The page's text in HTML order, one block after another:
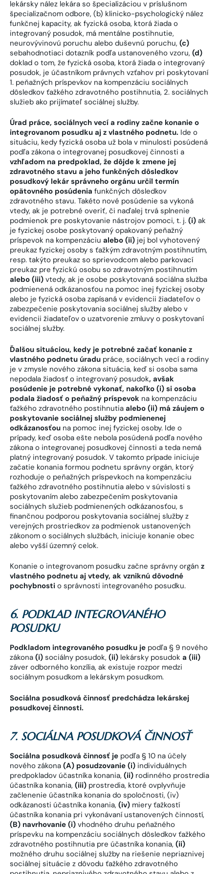
lekársky nález lekára so špecializáciou v príslušnom
špecializačnom odbore, (b) klinicko-psychologický nález
funkčnej kapacity, ak fyzická osoba, ktorá žiada o
integrovaný posudok, má mentálne postihnutie,
neurovývinovú poruchu alebo duševnú poruchu, (c)
sebahodnotiaci dotazník podľa ustanoveného vzoru, (d)
doklad o tom, že fyzická osoba, ktorá žiada o integrovaný
posudok, je účastníkom právnych vzťahov pri poskytovaní
1. peňažných príspevkov na kompenzáciu sociálnych
dôsledkov ťažkého zdravotného postihnutia, 2. sociálnych
služieb ako prijímateľ sociálnej služby.
Úrad práce, sociálnych vecí a rodiny začne konanie o
integrovanom posudku aj z vlastného podnetu. Ide o
situáciu, kedy fyzická osoba už bola v minulosti posúdená
podľa zákona o integrovanej posudkovej činnosti a
vzhľadom na predpoklad, že dôjde k zmene jej
zdravotného stavu a jeho funkčných dôsledkov
posudkový lekár správneho orgánu určil termín
opätovného posúdenia funkčných dôsledkov
zdravotného stavu. Takéto nové posúdenie sa vykoná
vtedy, ak je potrebné overiť, či naďalej trvá splnenie
podmienok pre poskytovanie nástrojov pomoci, t. j. (i) ak
je fyzickej osobe poskytovaný opakovaný peňažný
príspevok na kompenzáciu alebo (ii) jej bol vyhotovený
preukaz fyzickej osoby s ťažkým zdravotným postihnutím,
resp. takýto preukaz so sprievodcom alebo parkovací
preukaz pre fyzickú osobu so zdravotným postihnutím
alebo (iii) vtedy, ak je osobe poskytovaná sociálna služba
podmienená odkázanosťou na pomoc inej fyzickej osoby
alebo je fyzická osoba zapísaná v evidencii žiadateľov o
zabezpečenie poskytovania sociálnej služby alebo v
evidencii žiadateľov o uzatvorenie zmluvy o poskytovaní
sociálnej služby.
Ďalšou situáciou, kedy je potrebné začať konanie z
vlastného podnetu úradu práce, sociálnych vecí a rodiny
je v zmysle nového zákona situácia, keď si osoba sama
nepodala žiadosť o integrovaný posudok, avšak
posúdenie je potrebné vykonať, nakoľko (i) si osoba
podala žiadosť o peňažný príspevok na kompenzáciu
ťažkého zdravotného postihnutia alebo (ii) má záujem o
poskytovanie sociálnej služby podmienenej
odkázanosťou na pomoc inej fyzickej osoby. Ide o
prípady, keď osoba ešte nebola posúdená podľa nového
zákona o integrovanej posudkovej činnosti a teda nemá
platný integrovaný posudok. V takomto prípade iniciuje
začatie konania formou podnetu správny orgán, ktorý
rozhoduje o peňažných príspevkoch na kompenzáciu
ťažkého zdravotného postihnutia alebo v súvislosti s
poskytovaním alebo zabezpečením poskytovania
sociálnych služieb podmienených odkázanosťou, s
finančnou podporou poskytovania sociálnej služby z
verejných prostriedkov za podmienok ustanovených
zákonom o sociálnych službách, iniciuje konanie obec
alebo vyšší územný celok.
Konanie o integrovanom posudku začne správny orgán z
vlastného podnetu aj vtedy, ak vzniknú dôvodné
pochybnosti o správnosti integrovaného posudku.
6. PODKLAD INTEGROVANÉHO
POSUDKU
Podkladom integrovaného posudku je podľa § 9 nového
zákona (i) sociálny posudok, (ii) lekársky posudok a (iii)
záver odborného konzília, ak existuje rozpor medzi
sociálnym posudkom a lekárskym posudkom.
Sociálna posudková činnosť predchádza lekárskej
posudkovej činnosti.
7. SOCIÁLNA POSUDKOVÁ ČINNOSŤ
Sociálna posudková činnosť je podľa § 10 na účely
nového zákona (A) posudzovanie (i) individuálnych
predpokladov účastníka konania, (ii) rodinného prostredia
účastníka konania, (iii) prostredia, ktoré ovplyvňuje
začlenenie účastníka konania do spoločnosti, (iv)
odkázanosti účastníka konania, (iv) miery ťažkostí
účastníka konania pri vykonávaní ustanovených činností,
(B) navrhovanie (i) vhodného druhu peňažného
príspevku na kompenzáciu sociálnych dôsledkov ťažkého
zdravotného postihnutia pre účastníka konania, (ii)
možného druhu sociálnej služby na riešenie nepriaznivej
sociálnej situácie z dôvodu ťažkého zdravotného